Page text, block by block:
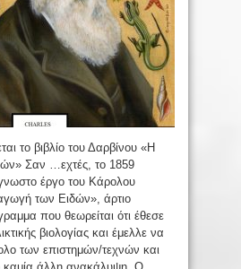
το βιβλίο του Δαρβίνου «Η
Σαν …εχτές, το 1859
έργο του Κάρολου
των Ειδών», άρτιο
που θεωρείται ότι έθεσε
βιολογίας και έμελλε να
των επιστημών/τεχνών και